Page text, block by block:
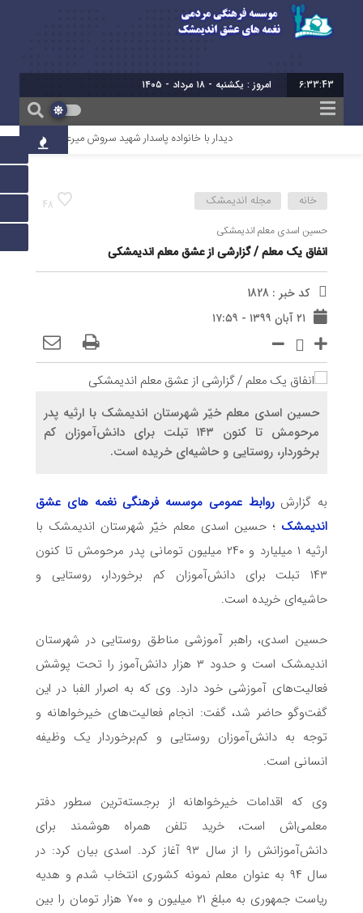
6:33:44 برابر ب
دیدار با خانواده پاسدار شهید سروش میرعالی آیین
48 خانه مجله اندیمشک
حسین اسدی معلم اندیمشکی
انفاق یک معلم / گزارشی از عشق معلم اندیمشکی
کد خبر : 1828
۲۱ آبان ۱۳۹۹ - ۱۷:۵۹
حسین اسدی معلم خیّر شهرستان اندیمشک با ارثیه پدر
مرحومش تا کنون ۱۴۳ تبلت برای دانش‌آموزان کم
برخوردار، روستایی و حاشیه‌ای خریده است.
به گزارشروابط عمومی موسسه فرهنگی نغمه های عشق
اندیمشک ؛ حسین اسدی معلم خیّر شهرستان اندیمشک با
ارثیه ۱ میلیارد و ۲۴۰ میلیون تومانی پدر مرحومش تا کنون
۱۴۳ تبلت برای دانش‌آموزان کم برخوردار، روستایی و
حاشیه‌ای خریده است.
حسین اسدی، راهبر آموزشی مناطق روستایی در شهرستان
اندیمشک است و حدود ۳ هزار دانش‌آموز را تحت پوشش
فعالیت‌های آموزشی خود دارد. وی که به اصرار الفبا در این
گفت‌وگو حاضر شد، گفت: انجام فعالیت‌های خیرخواهانه و
توجه به دانش‌آموزان روستایی و کم‌برخوردار یک وظیفه
انسانی است.
وی که اقدامات خیرخواهانه از برجسته‌ترین سطور دفتر
معلمی‌اش است، خرید تلفن همراه هوشمند برای
دانش‌آموزانش را از سال ۹۳ آغاز کرد. اسدی بیان کرد: در
سال ۹۴ به عنوان معلم نمونه کشوری انتخاب شدم و هدیه
ریاست جمهوری به مبلغ ۲۱ میلیون و ۷۰۰ هزار تومان را بین